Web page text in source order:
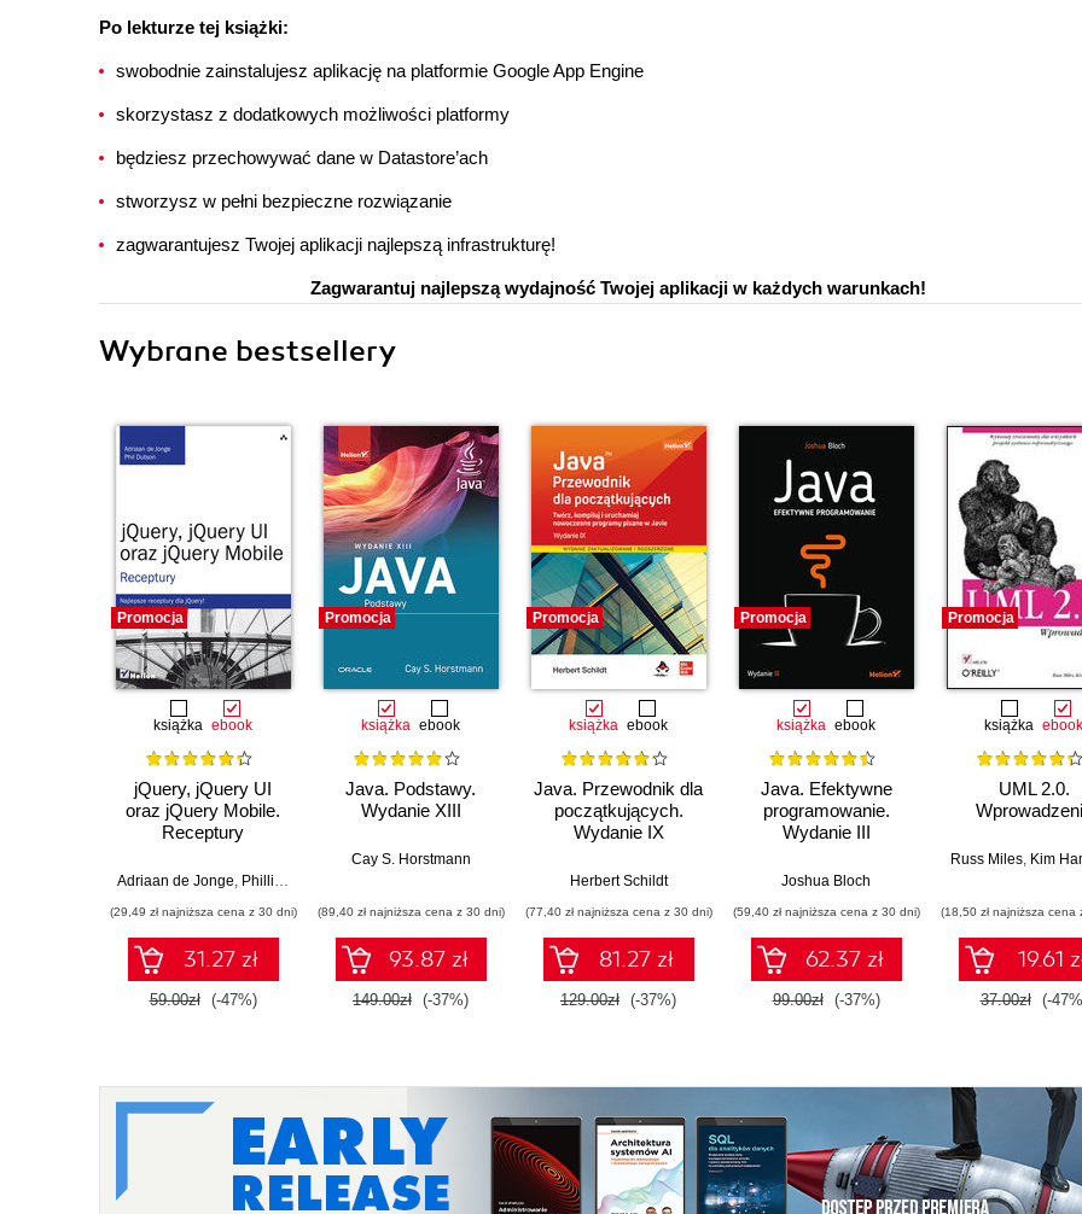
Po lekturze tej książki:
swobodnie zainstalujesz aplikację na platformie Google App Engine
skorzystasz z dodatkowych możliwości platformy
będziesz przechowywać dane w Datastore’ach
stworzysz w pełni bezpieczne rozwiązanie
zagwarantujesz Twojej aplikacji najlepszą infrastrukturę!
Zagwarantuj najlepszą wydajność Twojej aplikacji w każdych warunkach!
Wybrane bestsellery
Promocja
książka ebook
jQuery, jQuery UI
oraz jQuery Mobile.
Receptury
Adriaan de Jonge, Phillip Dutson
(29,49 zł najniższa cena z 30 dni)
31.27 zł
59.00zł (-47%)
Promocja
książka ebook
Java. Podstawy.
Wydanie XIII
Cay S. Horstmann
(89,40 zł najniższa cena z 30 dni)
93.87 zł
149.00zł (-37%)
Promocja
książka ebook
Java. Przewodnik dla
początkujących.
Wydanie IX
Herbert Schildt
(77,40 zł najniższa cena z 30 dni)
81.27 zł
129.00zł (-37%)
Promocja
książka ebook
Java. Efektywne
programowanie.
Wydanie III
Joshua Bloch
(59,40 zł najniższa cena z 30 dni)
62.37 zł
99.00zł (-37%)
Promocja
książka ebook
UML 2.0.
Russ Miles, Kim
(18,50 zł najniższa cena
19.61
37.00zł (-